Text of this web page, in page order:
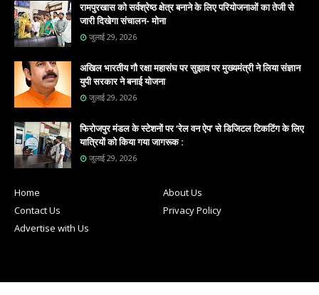
रामपुरखास को सर्वश्रेष्ठ क्षेत्र बनाने के लिए परियोजनाओं का तेजी से
जारी दिखेगा संचालन- मोना
जुलाई 29, 2026
अखिल भारतीय गौ रक्षा महासंघ पर सुझाव पर मुख्यमंत्री ने लिया संज्ञान
युपी सरकार ने बनाई योजना
जुलाई 29, 2026
फिरोजपुर मंडल के स्टेशनों पर ‘रेल वन ऐप’ से डिजिटल टिकटिंग के लिए
यात्रियों को किया गया जागरूक :
जुलाई 29, 2026
Home
About Us
Contact Us
Privacy Policy
Advertise with Us